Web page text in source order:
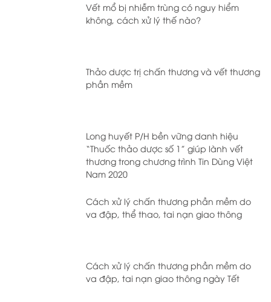
Vết mổ bị nhiễm trùng có nguy hiểm
không, cách xử lý thế nào?
Thảo dược trị chấn thương và vết thương
phần mềm
Long huyết P/H bền vững danh hiệu
“Thuốc thảo dược số 1” giúp lành vết
thương trong chương trình Tin Dùng Việt
Nam 2020
Cách xử lý chấn thương phần mềm do
va đập, thể thao, tai nạn giao thông
Cách xử lý chấn thương phần mềm do
va đập, tai nạn giao thông ngày Tết